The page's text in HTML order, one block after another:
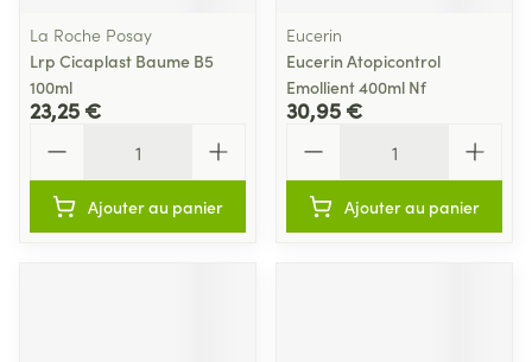
La Roche Posay
Lrp Cicaplast Baume B5
100ml
23,25 €
Ajouter au panier
Eucerin
Eucerin Atopicontrol
Emollient 400ml Nf
30,95 €
Ajouter au panier